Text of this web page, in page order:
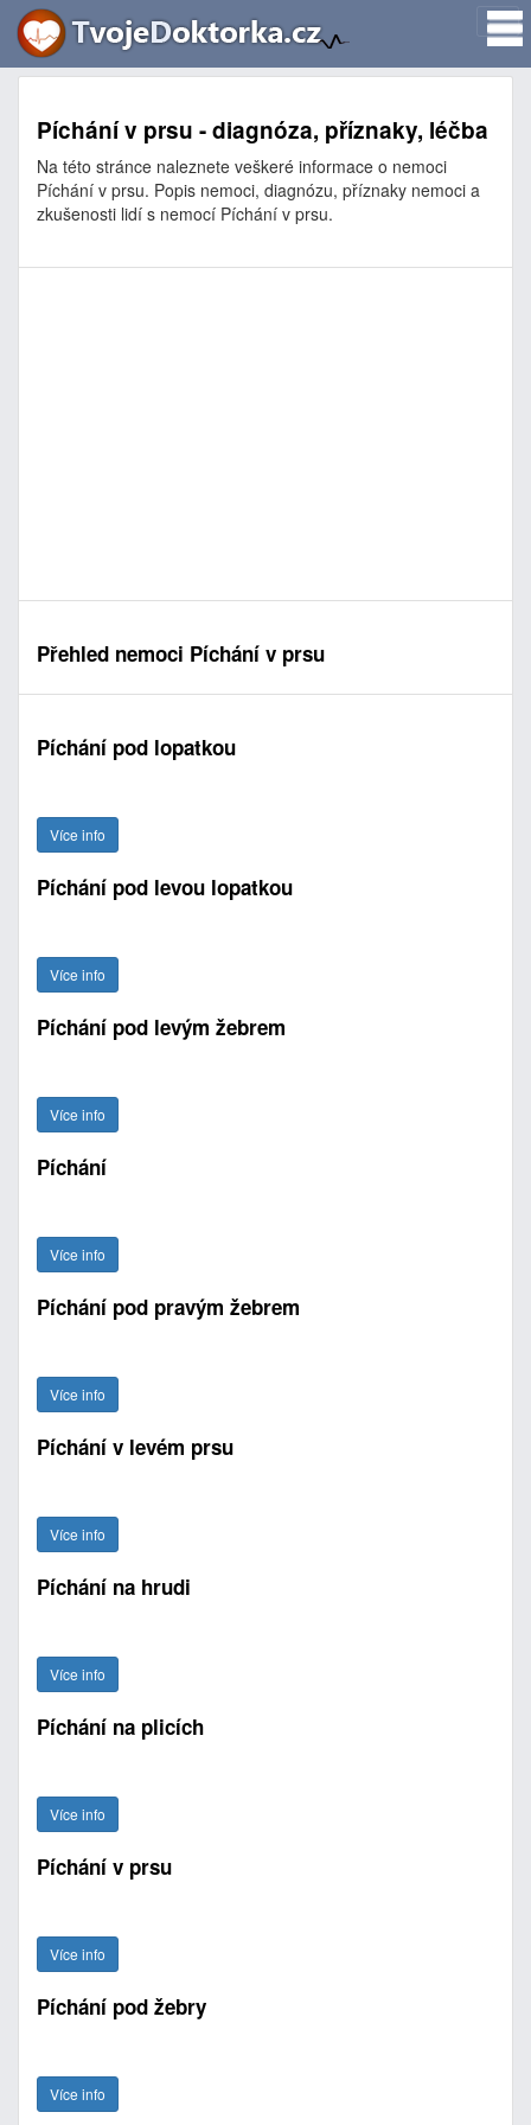
Píchání v prsu - diagnóza, příznaky, léčba
Na této stránce naleznete veškeré informace o nemoci
Píchání v prsu. Popis nemoci, diagnózu, příznaky nemoci a
zkušenosti lidí s nemocí Píchání v prsu.
Přehled nemoci Píchání v prsu
Píchání pod lopatkou
Více info
Píchání pod levou lopatkou
Více info
Píchání pod levým žebrem
Více info
Píchání
Více info
Píchání pod pravým žebrem
Více info
Píchání v levém prsu
Více info
Píchání na hrudi
Více info
Píchání na plicích
Více info
Píchání v prsu
Více info
Píchání pod žebry
Více info